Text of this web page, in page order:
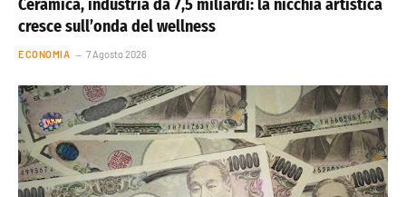
Ceramica, industria da 7,5 miliardi: la nicchia artistica
cresce sull’onda del wellness
ECONOMIA 7 Agosto 2026